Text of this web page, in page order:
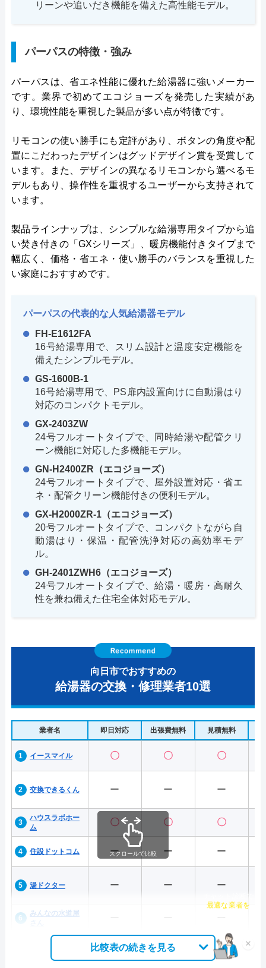
リーンや追いだき機能を備えた高性能モデル。
パーパスの特徴・強み
パーパスは、省エネ性能に優れた給湯器に強いメーカー
です。業界で初めてエコジョーズを発売した実績があ
り、環境性能を重視した製品が多い点が特徴です。
リモコンの使い勝手にも定評があり、ボタンの角度や配
置にこだわったデザインはグッドデザイン賞を受賞して
います。また、デザインの異なるリモコンから選べるモ
デルもあり、操作性を重視するユーザーから支持されて
います。
製品ラインナップは、シンプルな給湯専用タイプから追
い焚き付きの「GXシリーズ」、暖房機能付きタイプまで
幅広く、価格・省エネ・使い勝手のバランスを重視した
い家庭におすすめです。
パーパスの代表的な人気給湯器モデル
FH-E1612FA
16号給湯専用で、スリム設計と温度安定機能を
備えたシンプルモデル。
GS-1600B-1
16号給湯専用で、PS扉内設置向けに自動湯はり
対応のコンパクトモデル。
GX-2403ZW
24号フルオートタイプで、同時給湯や配管クリ
ーン機能に対応した多機能モデル。
GN-H2400ZR（エコジョーズ）
24号フルオートタイプで、屋外設置対応・省エ
ネ・配管クリーン機能付きの便利モデル。
GX-H2000ZR-1（エコジョーズ）
20号フルオートタイプで、コンパクトながら自
動湯はり・保温・配管洗浄対応の高効率モデ
ル。
GH-2401ZWH6（エコジョーズ）
24号フルオートタイプで、給湯・暖房・高耐久
性を兼ね備えた住宅全体対応モデル。
向日市でおすすめの
給湯器の交換・修理業者10選
業者名 即日対応 出張費無料 見積無料
イースマイル 〇 〇 〇
交換できるくん ー ー ー
ハウスラボホー
ム
〇 〇 〇
住設ドットコム ー ー ー
湯ドクター ー ー ー
みんなの水道屋
スクロールで比較
比較表の続きを見る ×
チャット診断で
最適な業者を